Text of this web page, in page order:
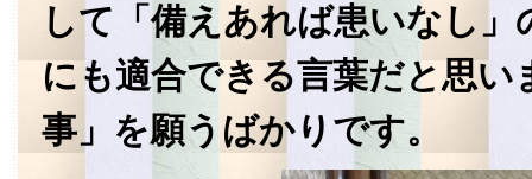
して「備えあれば患いなし
にも適合できる言葉だと思い
事」を願うばかりです。